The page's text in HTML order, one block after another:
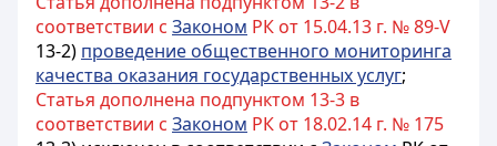
соответствии с Законом РК от 15.04.13 г. № 89-V
13-2) проведение общественного мониторинга
качества оказания государственных услуг;
Статья дополнена подпунктом 13-3 в
соответствии с Законом РК от 18.02.14 г. № 175